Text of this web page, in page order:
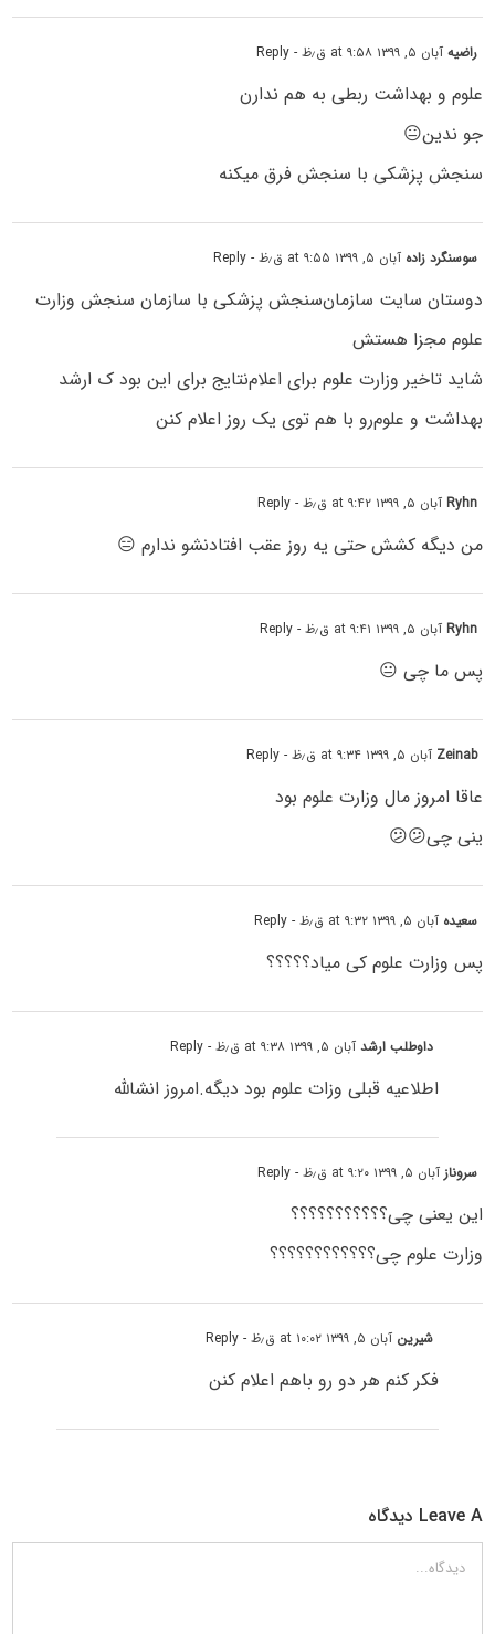
راضیهآبان ۵, ۱۳۹۹ at ۹:۵۸ ق٫ظ - Reply
علوم و بهداشت ربطی به هم ندارن
جو ندین😐
سنجش پزشکی با سنجش فرق میکنه
سوسنگرد زاده آبان ۵, ۱۳۹۹ at ۹:۵۵ ق٫ظ - Reply
دوستان سایت سازمان‌سنجش پزشکی با سازمان سنجش وزارت
علوم مجزا هستش
شاید تاخیر وزارت علوم برای اعلام‌نتایج‌ برای این بود ک ارشد
بهداشت و علوم‌رو با هم توی یک روز اعلام کنن
Ryhnآبان ۵, ۱۳۹۹ at ۹:۴۲ ق٫ظ - Reply
من دیگه کشش حتی یه روز عقب افتادنشو ندارم 😑
Ryhnآبان ۵, ۱۳۹۹ at ۹:۴۱ ق٫ظ - Reply
پس ما چی 😐
Zeinab آبان ۵, ۱۳۹۹ at ۹:۳۴ ق٫ظ - Reply
عاقا امروز مال وزارت علوم بود
ینی چی😕😕
سعیده آبان ۵, ۱۳۹۹ at ۹:۳۲ ق٫ظ - Reply
پس وزارت علوم کی میاد؟؟؟؟؟
داوطلب ارشدآبان ۵, ۱۳۹۹ at ۹:۳۸ ق٫ظ - Reply
اطلاعیه قبلی وزات علوم بود دیگه.امروز انشالله
سروناز آبان ۵, ۱۳۹۹ at ۹:۲۰ ق٫ظ - Reply
این یعنى چى؟؟؟؟؟؟؟؟؟؟؟
وزارت علوم چى؟؟؟؟؟؟؟؟؟؟؟؟
شیرین آبان ۵, ۱۳۹۹ at ۱۰:۰۲ ق٫ظ - Reply
فکر کنم هر دو رو باهم اعلام کنن
Leave A دیدگاه
دیدگاه